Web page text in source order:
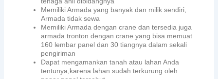
Memiliki Armada yang banyak dan milik sendiri,
Armada tidak sewa
Memiliki Armada dengan crane dan tersedia juga
armada tronton dengan crane yang bisa memuat
160 lembar panel dan 30 tiangnya dalam sekali
pengiriman
Dapat mengamankan tanah atau lahan Anda
tentunya,karena lahan sudah terkurung oleh